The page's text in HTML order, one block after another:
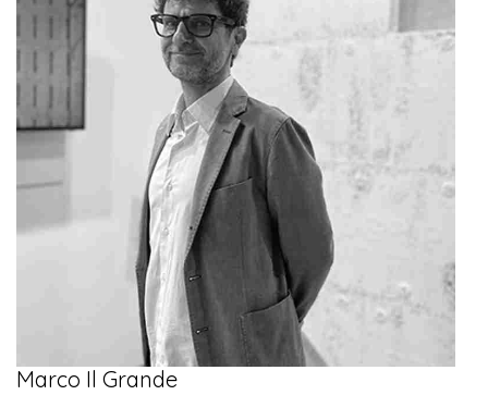
Marco Il Grande